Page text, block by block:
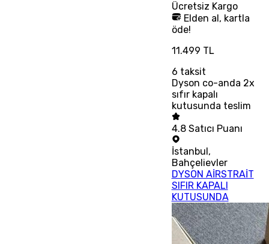
Ücretsiz Kargo
Elden al, kartla
öde!
11.499 TL
6 taksit
Dyson co-anda 2x
sıfır kapalı
kutusunda teslim
4.8 Satıcı Puanı
İstanbul ,
Bahçelievler
DYSON AİRSTRAİT
SIFIR KAPALI
KUTUSUNDA